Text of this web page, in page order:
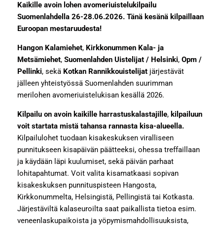
Kaikille avoin lohen avomeriuistelukilpailu
Suomenlahdella 26-28.06.2026. Tänä kesänä kilpaillaan
Euroopan mestaruudesta!
Hangon Kalamiehet, Kirkkonummen Kala- ja
Metsämiehet, Suomenlahden Uistelijat / Helsinki, Opm /
Pellinki, sekä Kotkan Rannikkouistelijat järjestävät
jälleen yhteistyössä Suomenlahden suurimman
merilohen avomeriuistelukisan kesällä 2026.
Kilpailu on avoin kaikille harrastuskalastajille, kilpailuun
voit startata mistä tahansa rannasta kisa-alueella.
Kilpailulohet tuodaan kisakeskuksen viralliseen
punnitukseen kisapäivän päätteeksi, ohessa treffaillaan
ja käydään läpi kuulumiset, sekä päivän parhaat
lohitapahtumat. Voit valita kisamatkaasi sopivan
kisakeskuksen punnituspisteen Hangosta,
Kirkkonummelta, Helsingistä, Pellingistä tai Kotkasta.
Järjestäviltä kalaseuroilta saat paikallista tietoa esim.
veneenlaskupaikoista ja yöpymismahdollisuuksista,